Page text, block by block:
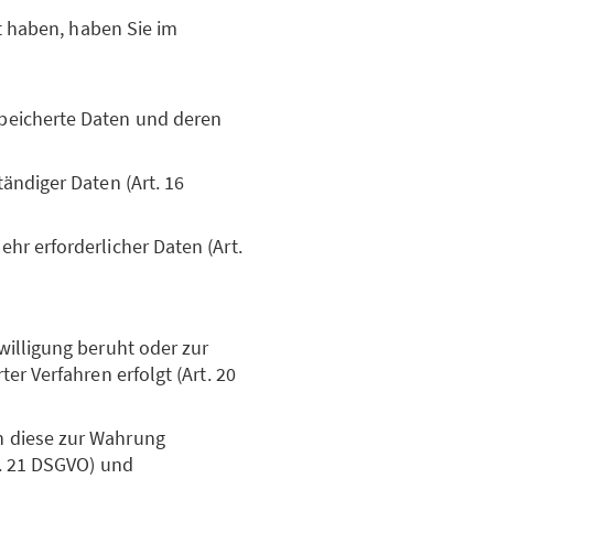
haben Sie im
Daten und deren
Daten (Art. 16
erforderlicher Daten (Art.
beruht oder zur
Verfahren erfolgt (Art. 20
diese zur Wahrung
DSGVO) und